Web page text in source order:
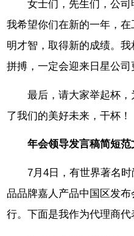
女士们，先生们，公司
我希望你们在新的一年，
明才智，取得新的成绩。
拼搏，一定会迎来日星公司
最后，请大家举起杯
了我们的美好未来，干杯！
年会领导发言稿简短范
7月4日，有世界著名
品品牌嘉人产品中国区发
行。下面是我作为代理商代